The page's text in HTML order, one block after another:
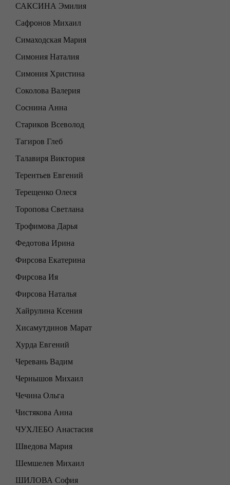
САКСИНА Эмилия
Сафронов Михаил
Симаходская Мария
Симония Наталия
Симония Христина
Соколова Валерия
Соснина Анна
Стариков Всеволод
Тагиров Глеб
Талавиря Виктория
Терентьев Евгений
Терещенко Олеся
Торопова Светлана
Трофимова Дарья
Федотова Ирина
Фирсова Екатерина
Фирсова Ия
Фирсова Наталья
Хайрулина Ксения
Хисамутдинов Марат
Хурда Евгений
Черевань Вадим
Чернышов Михаил
Чечина Ольга
Чистякова Анна
ЧУХЛЕБО Анастасия
Шведова Мария
Шемшелев Михаил
ШИЛОВА София